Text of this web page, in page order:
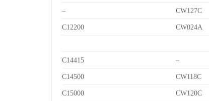
– CW127C
C12200 CW024A
C14415 –
C14500 CW118C
C15000 CW120C